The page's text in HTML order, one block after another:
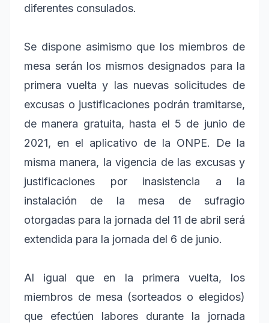
diferentes consulados.
Se dispone asimismo que los miembros de
mesa serán los mismos designados para la
primera vuelta y las nuevas solicitudes de
excusas o justificaciones podrán tramitarse,
de manera gratuita, hasta el 5 de junio de
2021, en el aplicativo de la ONPE. De la
misma manera, la vigencia de las excusas y
justificaciones por inasistencia a la
instalación de la mesa de sufragio
otorgadas para la jornada del 11 de abril será
extendida para la jornada del 6 de junio.
Al igual que en la primera vuelta, los
miembros de mesa (sorteados o elegidos)
que efectúen labores durante la jornada